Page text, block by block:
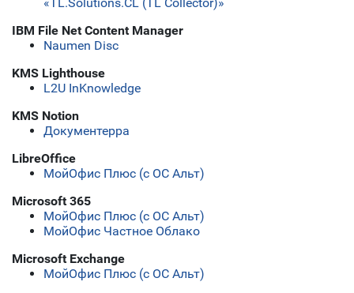
IBM File Net Content Manager
Naumen Disc
KMS Lighthouse
L2U InKnowledge
KMS Notion
Документерра
LibreOffice
МойОфис Плюс (с ОС Альт)
Microsoft 365
МойОфис Плюс (с ОС Альт)
МойОфис Частное Облако
Microsoft Exchange
МойОфис Плюс (с ОС Альт)